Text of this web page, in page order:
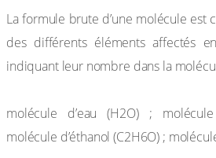
La formule brute d’une molécule est
des différents éléments affectés
indiquant leur nombre dans la
molécule d’eau (H2O) ;
molécule d’éthanol (C2H6O) ;